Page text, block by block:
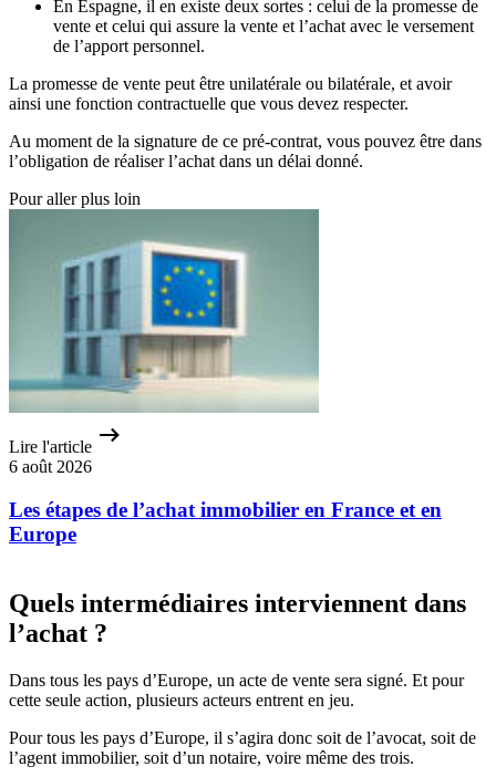
En Espagne, il en existe deux sortes : celui de la promesse de
vente et celui qui assure la vente et l’achat avec le versement
de l’apport personnel.
La promesse de vente peut être unilatérale ou bilatérale, et avoir
ainsi une fonction contractuelle que vous devez respecter.
Au moment de la signature de ce pré-contrat, vous pouvez être dans
l’obligation de réaliser l’achat dans un délai donné.
Pour aller plus loin
Lire l'article
6 août 2026
Les étapes de l’achat immobilier en France et en
Europe
Quels intermédiaires interviennent dans
l’achat ?
Dans tous les pays d’Europe, un acte de vente sera signé. Et pour
cette seule action, plusieurs acteurs entrent en jeu.
Pour tous les pays d’Europe, il s’agira donc soit de l’avocat, soit de
l’agent immobilier, soit d’un notaire, voire même des trois.